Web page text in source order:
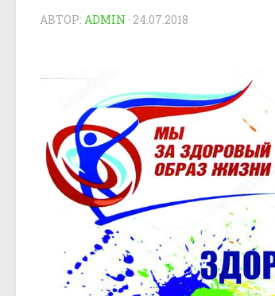
АВТОР: ADMIN · 24.07.2018